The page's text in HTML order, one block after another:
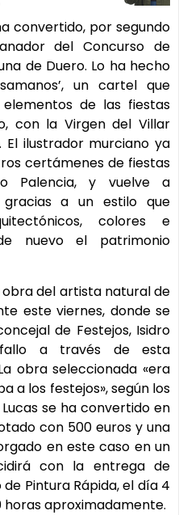
convertido, por segundo
del Concurso de
de Duero. Lo ha hecho
un cartel que
de las fiestas
con la Virgen del Villar
ilustrador murciano ya
certámenes de fiestas
Palencia, y vuelve a
a un estilo que
colores e
nuevo el patrimonio
del artista natural de
este viernes, donde se
de Festejos, Isidro
a través de esta
obra seleccionada «era
a los festejos», según los
se ha convertido en
con 500 euros y una
en este caso en un
con la entrega de
Pintura Rápida, el día 4
horas aproximadamente.